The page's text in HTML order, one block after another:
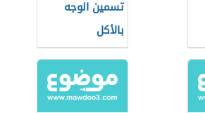
تسمين الوجه
بالأكل